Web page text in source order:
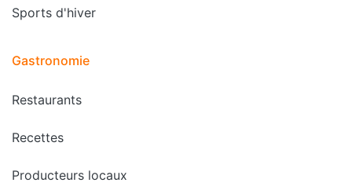
Sports d'hiver
Gastronomie
Restaurants
Recettes
Producteurs locaux